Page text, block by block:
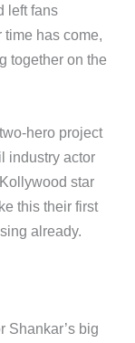
left fans
time has come,
together on the
hero project
industry actor
star
this their first
already.
Shankar’s big